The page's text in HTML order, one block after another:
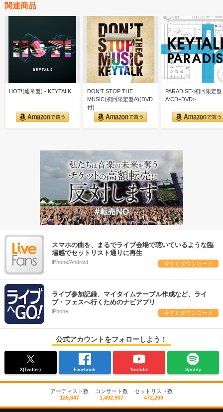
関連商品
HOT!(通常盤) - KEYTALK
DON'T STOP THE
MUSIC(初回限定盤A)(DVD
付)
PARADISE<初回限定盤
A:CD+DVD>
スマホの曲を、まるでライブ会場で聴いているような臨
場感でセットリスト通りに再生
iPhone/Android 今すぐダウンロード
ライブ参加記録、マイタイムテーブル作成など、ライ
ブ・フェスへ行くためのナビアプリ
iPhone 今すぐダウンロード
公式アカウントをフォローしよう！
X(Twitter) Facebook Youtube Spotify
アーティスト数
126,647
コンサート数
1,492,907
セットリスト数
472,269